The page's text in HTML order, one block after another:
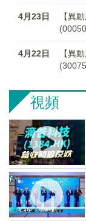
4月23日
【異
4月22日
【異
視頻